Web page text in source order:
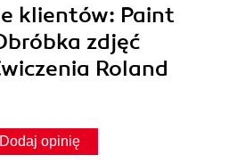
klientów: Paint
zdjęć
Roland
Dodaj opinię